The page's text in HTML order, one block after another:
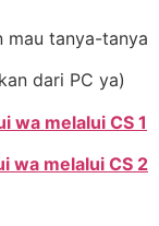
mau tanya-tanya
dari PC ya)
wa melalui CS 1
wa melalui CS 2